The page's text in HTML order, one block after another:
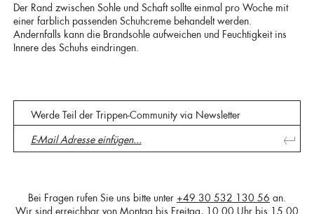
Der Rand zwischen Sohle und Schaft sollte einmal pro Woche mit
einer farblich passenden Schuhcreme behandelt werden.
Andernfalls kann die Brandsohle aufweichen und Feuchtigkeit ins
Innere des Schuhs eindringen.
Werde Teil der Trippen-Community via Newsletter
Bei Fragen rufen Sie uns bitte unter +49 30 532 130 56 an.
Wir sind erreichbar von Montag bis Freitag, 10.00 Uhr bis 15.00